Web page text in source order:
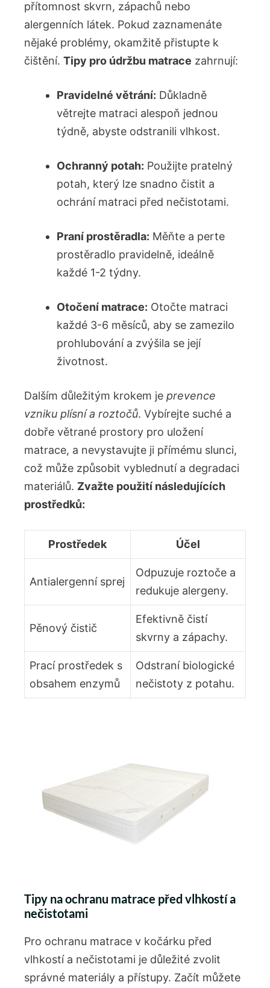
přítomnost skvrn, zápachů nebo
alergenních látek. Pokud zaznamenáte
nějaké problémy, okamžitě přistupte k
čištění. Tipy pro údržbu matrace zahrnují:
Pravidelné větrání: Důkladně
větrejte matraci alespoň jednou
týdně, abyste odstranili vlhkost.
Ochranný potah: Použijte pratelný
potah, který lze snadno čistit a
ochrání matraci před nečistotami.
Praní prostěradla: Měňte a perte
prostěradlo pravidelně, ideálně
každé 1-2 týdny.
Otočení matrace: Otočte matraci
každé 3-6 měsíců, aby se zamezilo
prohlubování a zvýšila se její
životnost.
Dalším důležitým krokem je prevence
vzniku plísní a roztočů. Vybírejte suché a
dobře větrané prostory pro uložení
matrace, a nevystavujte ji přímému slunci,
což může způsobit vyblednutí a degradaci
materiálů. Zvažte použití následujících
prostředků:
Prostředek Účel
Antialergenní sprej
Odpuzuje roztoče a
redukuje alergeny.
Pěnový čistič
Efektivně čistí
skvrny a zápachy.
Prací prostředek s
obsahem enzymů
Odstraní biologické
nečistoty z potahu.
Tipy na ochranu matrace před vlhkostí a
nečistotami
Pro ochranu matrace v kočárku před
vlhkostí a nečistotami je důležité zvolit
správné materiály a přístupy. Začít můžete